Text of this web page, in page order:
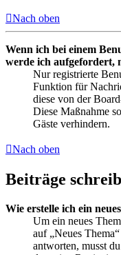
Nach oben
Wenn ich bei einem
werde ich aufgefordert,
Nur registrierte
Funktion für
diese von der
Diese Maßnahme
Gäste verhindern.
Nach oben
Beiträge
Wie erstelle ich ein
Um ein neues
auf „Neues
antworten, musst